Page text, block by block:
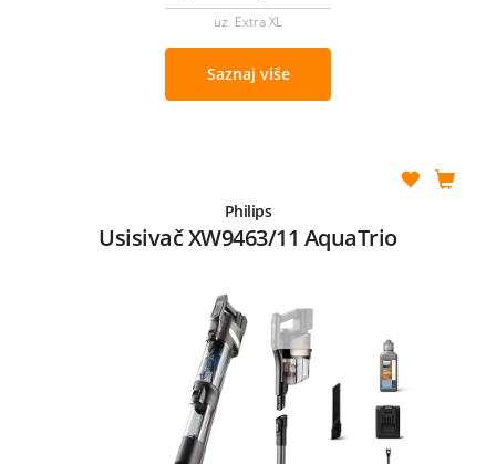
uz Extra XL
Saznaj više
Philips
Usisivač XW9463/11 AquaTrio